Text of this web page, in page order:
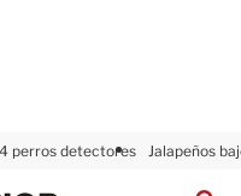
perros detectores Jalapeños